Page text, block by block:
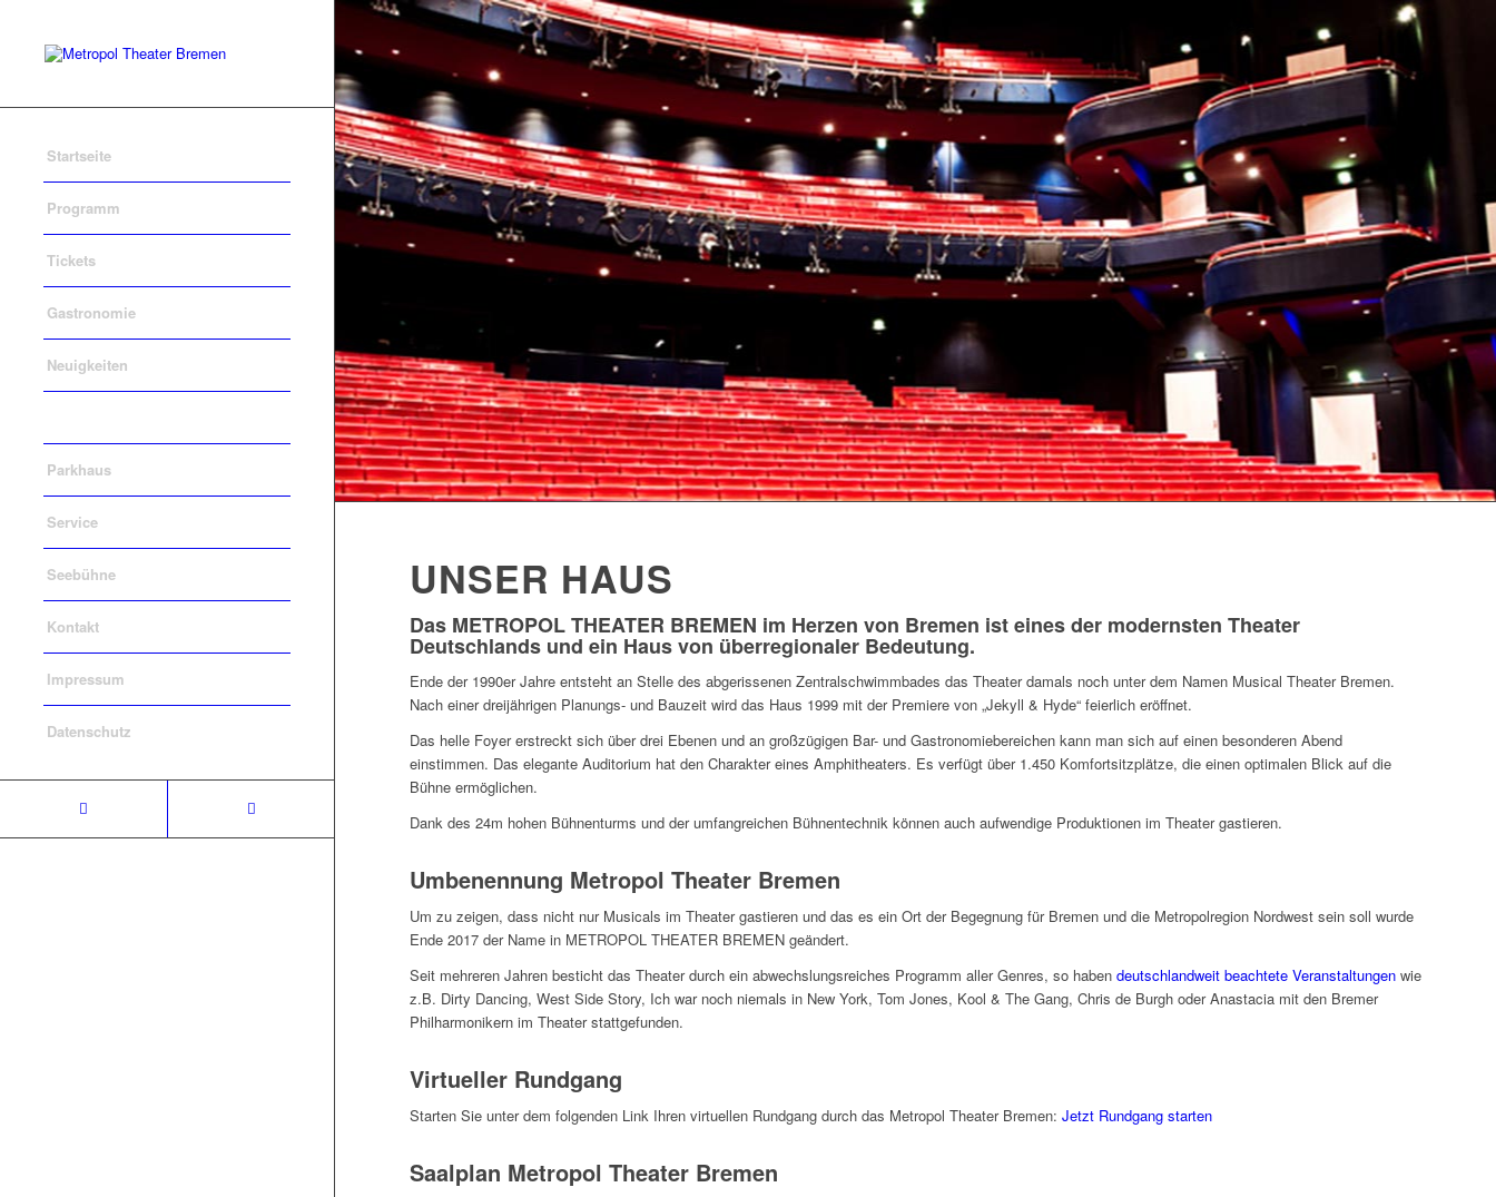
Startseite
Programm
Tickets
Gastronomie
Neuigkeiten
Parkhaus
Service
Seebühne
Kontakt
Impressum
Datenschutz
UNSER HAUS
Das METROPOL THEATER BREMEN im Herzen von Bremen ist eines der modernsten Theater
Deutschlands und ein Haus von überregionaler Bedeutung.
Ende der 1990er Jahre entsteht an Stelle des abgerissenen Zentralschwimmbades das Theater damals noch unter dem Namen Musical Theater Bremen.
Nach einer dreijährigen Planungs- und Bauzeit wird das Haus 1999 mit der Premiere von „Jekyll & Hyde“ feierlich eröffnet.
Das helle Foyer erstreckt sich über drei Ebenen und an großzügigen Bar- und Gastronomiebereichen kann man sich auf einen besonderen Abend
einstimmen. Das elegante Auditorium hat den Charakter eines Amphitheaters. Es verfügt über 1.450 Komfortsitzplätze, die einen optimalen Blick auf die
Bühne ermöglichen.
Dank des 24m hohen Bühnenturms und der umfangreichen Bühnentechnik können auch aufwendige Produktionen im Theater gastieren.
Umbenennung Metropol Theater Bremen
Um zu zeigen, dass nicht nur Musicals im Theater gastieren und das es ein Ort der Begegnung für Bremen und die Metropolregion Nordwest sein soll wurde
Ende 2017 der Name in METROPOL THEATER BREMEN geändert.
Seit mehreren Jahren besticht das Theater durch ein abwechslungsreiches Programm aller Genres, so haben deutschlandweit beachtete Veranstaltungenwie
z.B. Dirty Dancing, West Side Story, Ich war noch niemals in New York, Tom Jones, Kool & The Gang, Chris de Burgh oder Anastacia mit den Bremer
Philharmonikern im Theater stattgefunden.
Virtueller Rundgang
Starten Sie unter dem folgenden Link Ihren virtuellen Rundgang durch das Metropol Theater Bremen: Jetzt Rundgang starten
Saalplan Metropol Theater Bremen